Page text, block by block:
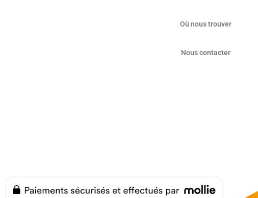
Où nous trouver
Nous contacter